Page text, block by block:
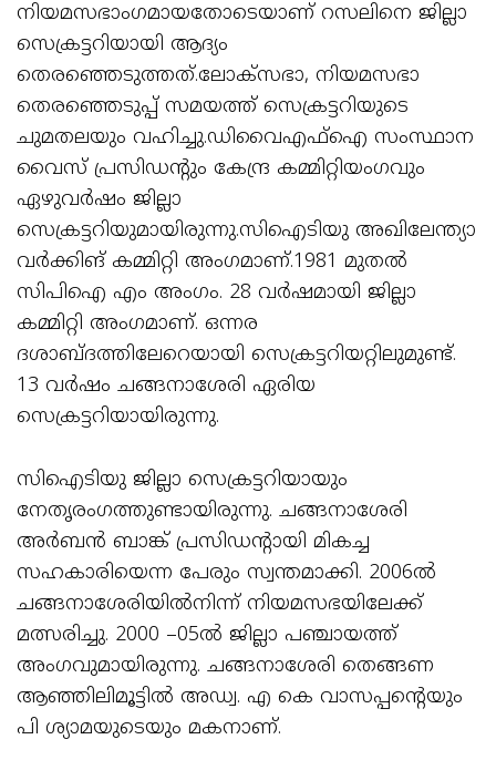
നിയമസഭാംഗമായതോടെയാണ് റസലിനെ ജില്ലാ
സെക്രട്ടറിയായി ആദ്യം
തെരഞ്ഞെടുത്തത്.ലോക്‌സഭാ, നിയമസഭാ
തെരഞ്ഞെടുപ്പ്‌ സമയത്ത്‌ സെക്രട്ടറിയുടെ
ചുമതലയും വഹിച്ചു.ഡിവൈഎഫ്‌ഐ സംസ്ഥാന
വൈസ് പ്രസിഡന്റും കേന്ദ്ര കമ്മിറ്റിയംഗവും
ഏഴുവർഷം ജില്ലാ
സെക്രട്ടറിയുമായിരുന്നു.സിഐടിയു അഖിലേന്ത്യാ
വർക്കിങ്‌ കമ്മിറ്റി അംഗമാണ്‌.1981 മുതൽ
സിപിഐ എം അംഗം. 28 വർഷമായി ജില്ലാ
കമ്മിറ്റി അംഗമാണ്. ഒന്നര
ദശാബ്ദത്തിലേറെയായി സെക്രട്ടറിയറ്റിലുമുണ്ട്.
13 വർഷം ചങ്ങനാശേരി ഏരിയ
സെക്രട്ടറിയായിരുന്നു.
സിഐടിയു ജില്ലാ സെക്രട്ടറിയായും
നേതൃരംഗത്തുണ്ടായിരുന്നു. ചങ്ങനാശേരി
അർബൻ ബാങ്ക് പ്രസിഡന്റായി മികച്ച
സഹകാരിയെന്ന പേരും സ്വന്തമാക്കി. 2006ൽ
ചങ്ങനാശേരിയിൽനിന്ന് നിയമസഭയിലേക്ക്
മത്സരിച്ചു. 2000 –05ൽ ജില്ലാ പഞ്ചായത്ത്
അംഗവുമായിരുന്നു. ചങ്ങനാശേരി തെങ്ങണ
ആഞ്ഞിലിമൂട്ടിൽ അഡ്വ. എ കെ വാസപ്പന്റെയും
പി ശ്യാമയുടെയും മകനാണ്.